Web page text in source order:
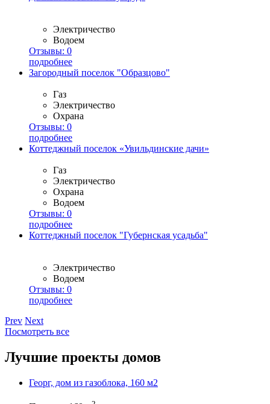
Электричество
Водоем
Отзывы: 0
подробнее
Загородный поселок "Образцово"
Газ
Электричество
Охрана
Отзывы: 0
подробнее
Коттеджный поселок «Увильдинские дачи»
Газ
Электричество
Охрана
Водоем
Отзывы: 0
подробнее
Коттеджный поселок "Губернская усадьба"
Электричество
Водоем
Отзывы: 0
подробнее
Prev Next
Посмотреть все
Лучшие проекты домов
Георг, дом из газоблока, 160 м2